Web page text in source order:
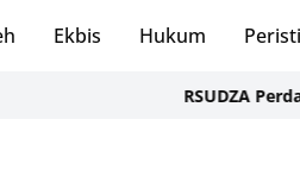
Ekbis Hukum
RSUDZA Perdana